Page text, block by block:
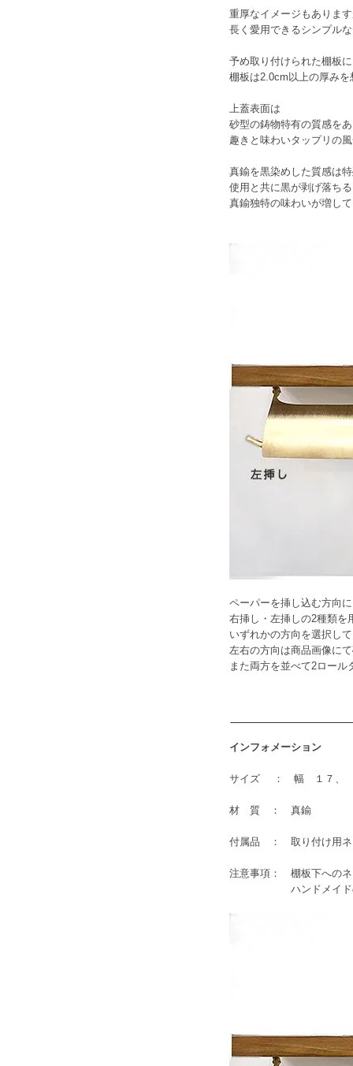
重厚なイメージもありま
長く愛用できるシンプル
予め取り付けられた棚板
棚板は2.0cm以上の厚み
上蓋表面は
砂型の鋳物特有の質感を
趣きと味わいタップリの
真鍮を黒染めした質感は
使用と共に黒が剥げ落ち
真鍮独特の味わいが増し
ペーパーを挿し込む方向
右挿し・左挿しの2種類を
いずれかの方向を選択し
左右の方向は商品画像に
また両方を並べて2ロー
インフォメーション
サイズ ： 幅 １７、
材 質 ： 真鍮
付属品 ： 取り付け用ネ
注意事項： 棚板下への
ハンドメイドの為、